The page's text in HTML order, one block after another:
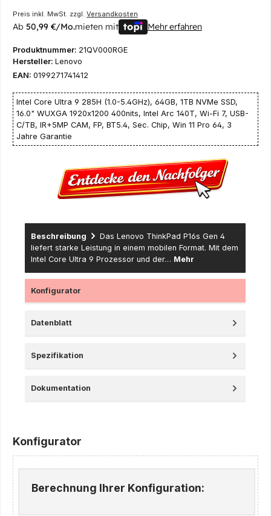
Preis inkl. MwSt. zzgl. Versandkosten
Ab 50,99 €/Mo.mieten mit Mehr erfahren
Produktnummer: 21QV000RGE
Hersteller: Lenovo
EAN: 0199271741412
Intel Core Ultra 9 285H (1.0-5.4GHz), 64GB, 1TB NVMe SSD,
16.0" WUXGA 1920x1200 400nits, Intel Arc 140T, Wi-Fi 7, USB-
C/TB, IR+5MP CAM, FP, BT5.4, Sec. Chip, Win 11 Pro 64, 3
Jahre Garantie
Beschreibung
Das Lenovo ThinkPad P16s Gen 4
liefert starke Leistung in einem mobilen Format. Mit dem
Intel Core Ultra 9 Prozessor und der… Mehr
Konfigurator
Datenblatt
Spezifikation
Dokumentation
Konfigurator
Berechnung Ihrer Konfiguration: